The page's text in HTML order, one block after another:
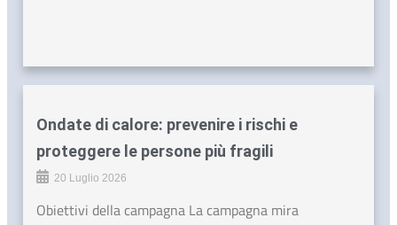
Ondate di calore: prevenire i rischi e
proteggere le persone più fragili
20 Luglio 2026
Obiettivi della campagna La campagna mira